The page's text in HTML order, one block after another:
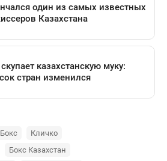
Бокс
Кличко
Бокс Казахстан